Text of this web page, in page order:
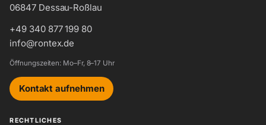
06847 Dessau-Roßlau
+49 340 877 199 80
info@rontex.de
Öffnungszeiten: Mo–Fr, 8–17 Uhr
Kontakt aufnehmen
RECHTLICHES